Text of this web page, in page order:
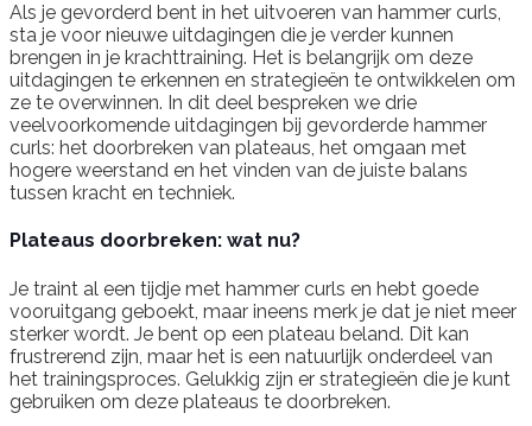
Als je gevorderd bent in het uitvoeren van hammer curls,
sta je voor nieuwe uitdagingen die je verder kunnen
brengen in je krachttraining. Het is belangrijk om deze
uitdagingen te erkennen en strategieën te ontwikkelen om
ze te overwinnen. In dit deel bespreken we drie
veelvoorkomende uitdagingen bij gevorderde hammer
curls: het doorbreken van plateaus, het omgaan met
hogere weerstand en het vinden van de juiste balans
tussen kracht en techniek.
Plateaus doorbreken: wat nu?
Je traint al een tijdje met hammer curls en hebt goede
vooruitgang geboekt, maar ineens merk je dat je niet meer
sterker wordt. Je bent op een plateau beland. Dit kan
frustrerend zijn, maar het is een natuurlijk onderdeel van
het trainingsproces. Gelukkig zijn er strategieën die je kunt
gebruiken om deze plateaus te doorbreken.